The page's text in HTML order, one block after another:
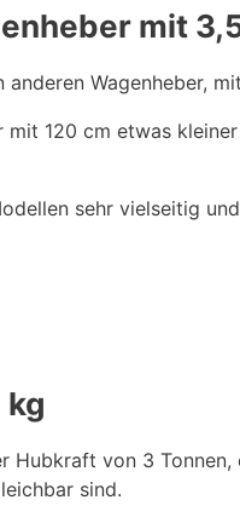
mit
Wagenheber,
120 cm etwas
sehr vielseitig
kg
Hubkraft von 3
sind.